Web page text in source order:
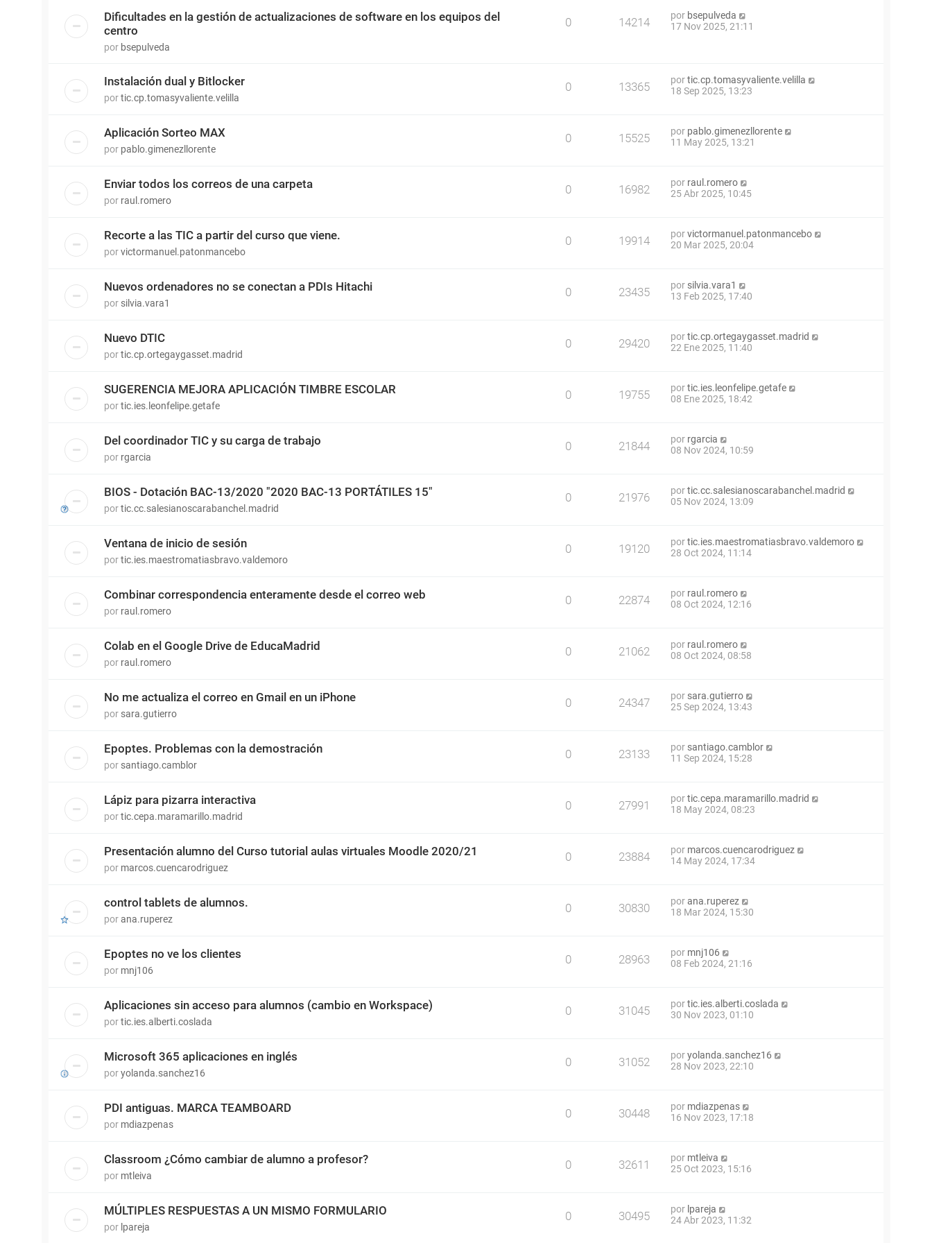
Dificultades en la gestión de actualizaciones de software en los equipos del
centro
por bsepulveda
0 14214 por bsepulveda
17 Nov 2025, 21:11
Instalación dual y Bitlocker
portic.cp.tomasyvaliente.velilla
0 13365 portic.cp.tomasyvaliente.velilla
18 Sep 2025, 13:23
Aplicación Sorteo MAX
por pablo.gimenezllorente
0 15525 por pablo.gimenezllorente
11 May 2025, 13:21
Enviar todos los correos de una carpeta
por raul.romero
0 16982 por raul.romero
25 Abr 2025, 10:45
Recorte a las TIC a partir del curso que viene.
porvictormanuel.patonmancebo
0 19914 porvictormanuel.patonmancebo
20 Mar 2025, 20:04
Nuevos ordenadores no se conectan a PDIs Hitachi
por silvia.vara1
0 23435 por silvia.vara1
13 Feb 2025, 17:40
Nuevo DTIC
portic.cp.ortegaygasset.madrid
0 29420 portic.cp.ortegaygasset.madrid
22 Ene 2025, 11:40
SUGERENCIA MEJORA APLICACIÓN TIMBRE ESCOLAR
portic.ies.leonfelipe.getafe
0 19755 portic.ies.leonfelipe.getafe
08 Ene 2025, 18:42
Del coordinador TIC y su carga de trabajo
por rgarcia
0 21844 por rgarcia
08 Nov 2024, 10:59
BIOS - Dotación BAC-13/2020 "2020 BAC-13 PORTÁTILES 15"
portic.cc.salesianoscarabanchel.madrid
0 21976 portic.cc.salesianoscarabanchel.madrid
05 Nov 2024, 13:09
Ventana de inicio de sesión
portic.ies.maestromatiasbravo.valdemoro
0 19120 portic.ies.maestromatiasbravo.valdemoro
28 Oct 2024, 11:14
Combinar correspondencia enteramente desde el correo web
por raul.romero
0 22874 por raul.romero
08 Oct 2024, 12:16
Colab en el Google Drive de EducaMadrid
por raul.romero
0 21062 por raul.romero
08 Oct 2024, 08:58
No me actualiza el correo en Gmail en un iPhone
por sara.gutierro
0 24347 por sara.gutierro
25 Sep 2024, 13:43
Epoptes. Problemas con la demostración
por santiago.camblor
0 23133 por santiago.camblor
11 Sep 2024, 15:28
Lápiz para pizarra interactiva
portic.cepa.maramarillo.madrid
0 27991 portic.cepa.maramarillo.madrid
18 May 2024, 08:23
Presentación alumno del Curso tutorial aulas virtuales Moodle 2020/21
por marcos.cuencarodriguez
0 23884 por marcos.cuencarodriguez
14 May 2024, 17:34
control tablets de alumnos.
porana.ruperez
0 30830 porana.ruperez
18 Mar 2024, 15:30
Epoptes no ve los clientes
por mnj106
0 28963 por mnj106
08 Feb 2024, 21:16
Aplicaciones sin acceso para alumnos (cambio en Workspace)
portic.ies.alberti.coslada
0 31045 portic.ies.alberti.coslada
30 Nov 2023, 01:10
Microsoft 365 aplicaciones en inglés
poryolanda.sanchez16
0 31052 poryolanda.sanchez16
28 Nov 2023, 22:10
PDI antiguas. MARCA TEAMBOARD
por mdiazpenas
0 30448 por mdiazpenas
16 Nov 2023, 17:18
Classroom ¿Cómo cambiar de alumno a profesor?
por mtleiva
0 32611 por mtleiva
25 Oct 2023, 15:16
MÚLTIPLES RESPUESTAS A UN MISMO FORMULARIO
por lpareja
0 30495 por lpareja
24 Abr 2023, 11:32